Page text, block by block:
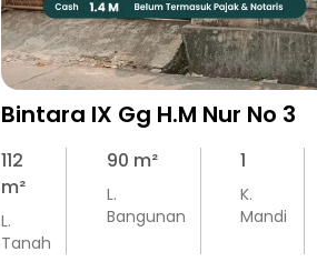
Bintara IX Gg H.M Nur No 3
112
m²
L.
Tanah
90 m²
L.
Bangunan
1
K.
Mandi